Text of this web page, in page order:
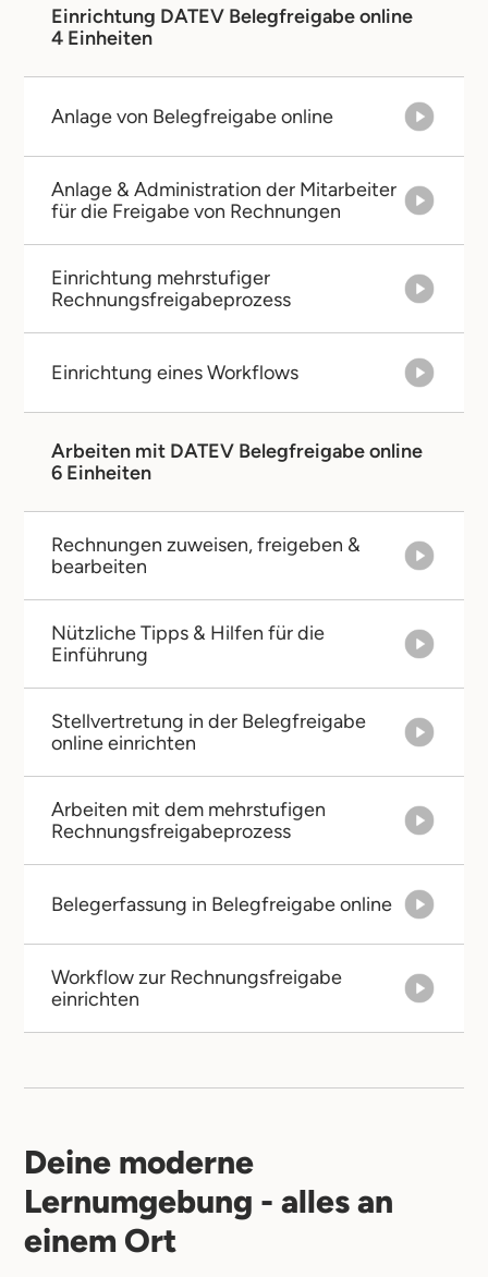
Einrichtung DATEV Belegfreigabe online
4 Einheiten
Anlage von Belegfreigabe online
Anlage & Administration der Mitarbeiter
für die Freigabe von Rechnungen
Einrichtung mehrstufiger
Rechnungsfreigabeprozess
Einrichtung eines Workflows
Arbeiten mit DATEV Belegfreigabe online
6 Einheiten
Rechnungen zuweisen, freigeben &
bearbeiten
Nützliche Tipps & Hilfen für die
Einführung
Stellvertretung in der Belegfreigabe
online einrichten
Arbeiten mit dem mehrstufigen
Rechnungsfreigabeprozess
Belegerfassung in Belegfreigabe online
Workflow zur Rechnungsfreigabe
einrichten
Deine moderne
Lernumgebung - alles an
einem Ort